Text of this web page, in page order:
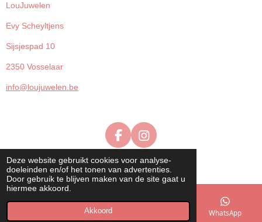
Deze website gebruikt cookies voor analyse-
doeleinden en/of het tonen van advertenties.
Door gebruik te blijven maken van de site gaat u
hiermee akkoord.
Akkoord
LouJuwelen
Evy Scheyltjens
Sijsjespad 10
2350 Vosselaar
info@loujuwelen.be
F
a
c
e
o
I
n
s
t
g
Powered by JouwWeb
Kaart WhatsApp